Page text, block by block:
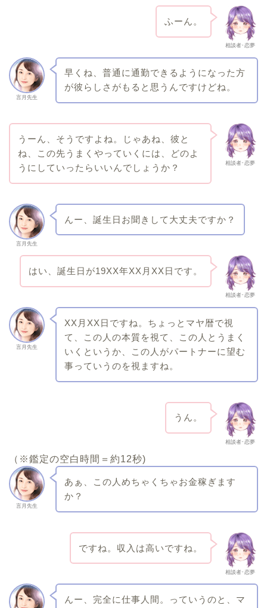
相談者･恋夢
ふーん。
言月先生
早くね、普通に通勤できるようになった方
が彼らしさがもると思うんですけどね。
相談者･恋夢
うーん、そうですよね。じゃあね、彼と
ね、この先うまくやっていくには、どのよ
うにしていったらいいんでしょうか？
言月先生
んー、誕生日お聞きして大丈夫ですか？
相談者･恋夢
はい、誕生日が19XX年XX月XX日です。
言月先生
XX月XX日ですね。ちょっとマヤ暦で視
て、この人の本質を視て、この人とうまく
いくというか、この人がパートナーに望む
事っていうのを視ますね。
相談者･恋夢
うん。
（※鑑定の空白時間＝約12秒)
言月先生
あぁ、この人めちゃくちゃお金稼ぎます
か？
相談者･恋夢
ですね。収入は高いですね。
んー、完全に仕事人間。っていうのと、マ